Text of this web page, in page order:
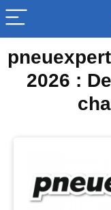
2026 :